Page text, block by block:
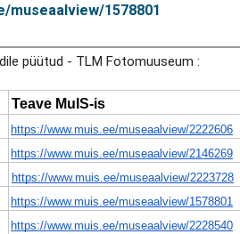
museaalview/1578801